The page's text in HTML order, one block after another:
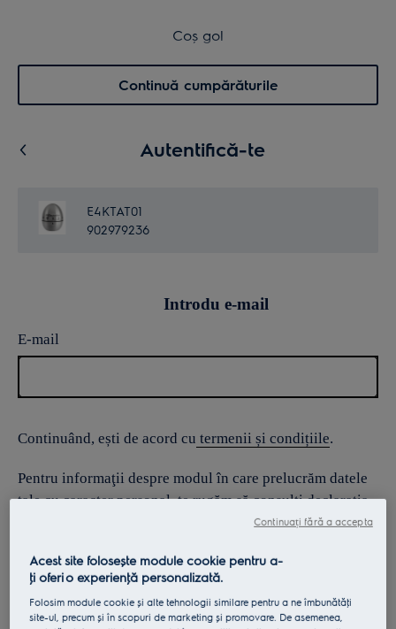
Menu 0
Coș de cumpărături
Coș gol
Continuă cumpărăturile
Autentifică-te
E4KTAT01
902979236
Introdu e-mail
E-mail
Continuând, ești de acord cu termenii și condițiile.
Pentru informaţii despre modul în care prelucrăm datele
tale cu caracter personal, te rugăm să consulţi declaraţia
Acest site folosește module cookie pentru a-
ţi oferi o experienţă personalizată.
Folosim module cookie și alte tehnologii similare pentru a ne îmbunătăţi
site-ul, precum și în scopuri de marketing și promovare. De asemenea,
Continuați fără a accepta